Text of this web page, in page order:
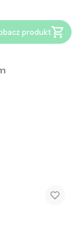
produkt